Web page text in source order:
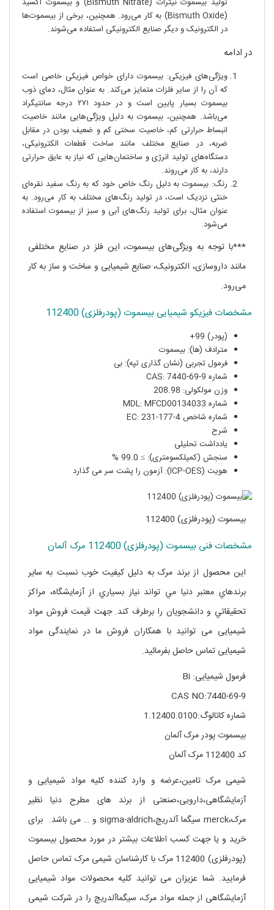
(Bismuth Oxide) به کار می‌رود. همچنین، برخی از بیسموت‌ها
در الکترونیک و دیگر صنایع الکترونیکی استفاده می‌شوند.
در ادامه
ویژگی‌های فیزیکی: بیسموت دارای خواص فیزیکی خاصی است
که آن را از سایر فلزات متمایز می‌کند. به عنوان مثال، دمای ذوب
بیسموت بسیار پایین است و در حدود ۲۷۱ درجه سانتیگراد
می‌باشد. همچنین، بیسموت به دلیل ویژگی‌هایی مانند خاصیت
انبساط حرارتی کم، خاصیت سختی کم و ضعیف بودن در مقابل
ضربه، در صنایع مختلف مانند ساخت قطعات الکترونیکی،
دستگاه‌های تولید انرژی و ساختمان‌هایی که نیاز به عایق حرارتی
دارند، به کار می‌روند.
رنگ: بیسموت به دلیل رنگ خاص خود که به رنگ سفید نقره‌ای
خنثی نزدیک است، در تولید رنگ‌های مختلف به کار می‌رود. به
عنوان مثال، برای تولید رنگ‌های آبی و سبز از بیسموت استفاده
می‌شود.
***با توجه به ویژگی‌های بیسموت، این فلز در صنایع مختلفی
مانند داروسازی، الکترونیک، صنایع شیمیایی و ساخت و ساز به کار
می‌رود.
مشخصات فیزیکو شیمیایی بیسموت (پودرفلزی) 112400
(پودر) 99+
مترادف (ها): بیسموت
فرمول تجربی (نشان گذاری تپه): بی
شماره CAS: 7440-69-9
وزن مولکولی: 208.98
شماره MDL: MFCD00134033
شماره شاخص EC: 231-177-4
شرح
یادداشت تحلیلی
سنجش (کمپلکسومتری): ≥ 99.0 %
هویت (ICP-OES): آزمون را پشت سر می گذارد
بیسموت (پودرفلزی) 112400
مشخصات فنی بیسموت (پودرفلزی) 112400 مرک آلمان
اين محصول از برند مرک به دليل کيفيت خوب نسبت به ساير
برندهاي معتبر دنيا مي تواند نياز بسياري از آزمايشگاه، مراکز
تحقيقاتي و دانشجويان را برطرف کند. جهت قیمت فروش مواد
شیمیایی می توانید با همکاران فروش ما در نمایندگی مواد
شیمیایی تماس حاصل بفرمائید.
فرمول شیمیایی: Bi
CAS NO:7440-69-9
شماره کاتالوگ:1.12400.0100
بیسموت پودر مرک آلمان
کد 112400 مرک آلمان
شیمی مرک تامین،عرضه و وارد کننده کلیه مواد شیمیایی و
آزمایشگاهی،دارویی،صنعتی از برند های مطرح دنیا نظیر
مرک،merck سیگما آلدریچ،sigma-aldrich و … می باشد. برای
خرید و یا جهت کسب اطلاعات بیشتر در مورد محصول بیسموت
(پودرفلزی) 112400 مرک با کارشناسان شیمی مرک تماس حاصل
فرمایید. شما عزیزان می توانید کلیه محصولات مواد شیمیایی
آزمایشگاهی از جمله مواد مرک، سیگماآلدریچ را در شرکت شیمی